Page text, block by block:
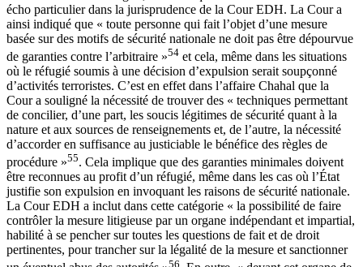
écho particulier dans la jurisprudence de la Cour EDH. La Cour a
ainsi indiqué que « toute personne qui fait l’objet d’une mesure
basée sur des motifs de sécurité nationale ne doit pas être dépourvue
de garanties contre l’arbitraire »54 et cela, même dans les situations
où le réfugié soumis à une décision d’expulsion serait soupçonné
d’activités terroristes. C’est en effet dans l’affaire Chahal que la
Cour a souligné la nécessité de trouver des « techniques permettant
de concilier, d’une part, les soucis légitimes de sécurité quant à la
nature et aux sources de renseignements et, de l’autre, la nécessité
d’accorder en suffisance au justiciable le bénéfice des règles de
procédure »55. Cela implique que des garanties minimales doivent
être reconnues au profit d’un réfugié, même dans les cas où l’État
justifie son expulsion en invoquant les raisons de sécurité nationale.
La Cour EDH a inclut dans cette catégorie « la possibilité de faire
contrôler la mesure litigieuse par un organe indépendant et impartial,
habilité à se pencher sur toutes les questions de fait et de droit
pertinentes, pour trancher sur la légalité de la mesure et sanctionner
56